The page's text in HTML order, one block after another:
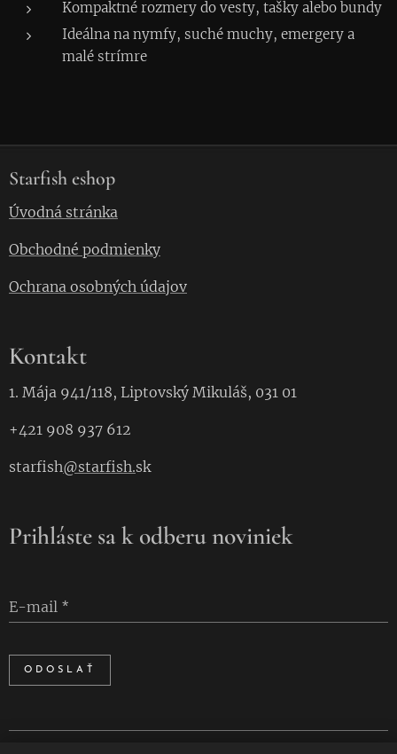
Kompaktné rozmery do vesty, tašky alebo bundy
Ideálna na nymfy, suché muchy, emergery a
malé strímre
Starfish eshop
Úvodná stránka
Obchodné podmienky
Ochrana osobných údajov
Kontakt
1. Mája 941/118, Liptovský Mikuláš, 031 01
+421 908 937 612
starfish@starfish.sk
Prihláste sa k odberu noviniek
E-mail
ODOSLAŤ